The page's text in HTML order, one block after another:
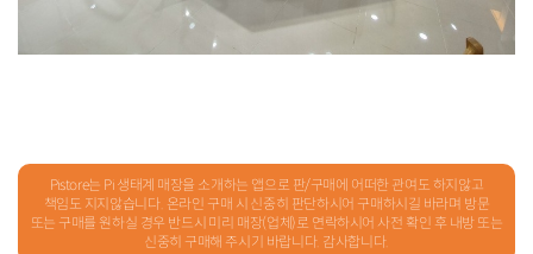
Pistore는 Pi 생태계 매장을 소개하는 앱으로 판/구매에 어떠한 관여도 하지않고
책임도 지지않습니다. 온라인 구매 시 신중히 판단하시어 구매하시길 바라며 방문
또는 구매를 원하실 경우 반드시 미리 매장(업체)로 연락하시어 사전 확인 후 내방 또는
신중히 구매해 주시기 바랍니다. 감사합니다.